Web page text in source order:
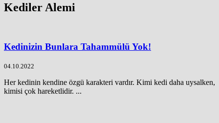
Kediler Alemi
Kedinizin Bunlara Tahammülü Yok!
04.10.2022
Her kedinin kendine özgü karakteri vardır. Kimi kedi daha uysalken,
kimisi çok hareketlidir. ...